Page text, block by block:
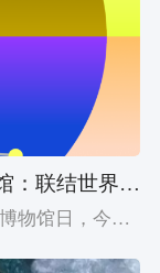
2026年5·18国际博物馆日： “博物馆：联结世界的桥梁”
2026年5月18日，全球博物馆迎来国际博物馆日，今年主题为“博物馆：联结世界的桥梁”（Museums Uniting a Divided World）。该主题凸显了博物馆作为桥梁的潜力，能够跨越文化、社会和地缘政治的分歧，促进全球社群内部及社群之间的对话、理解、包容与和平。